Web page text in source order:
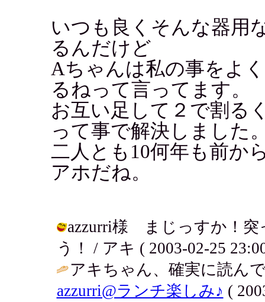
いつも良くそんな器用
るんだけど
Aちゃんは私の事をよ
るねって言ってます。
お互い足して２で割る
って事で解決しました
二人とも10何年も前か
アホだね。
azzurri様 まじっすか！突
う！ / アキ ( 2003-02-25
アキちゃん、確実に読ん
azzurri@ランチ楽しみ♪ (